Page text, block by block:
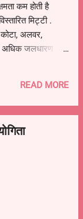
कम होती है
मिट्टी .
अलवर,
अधिक जलधारण
READ MORE